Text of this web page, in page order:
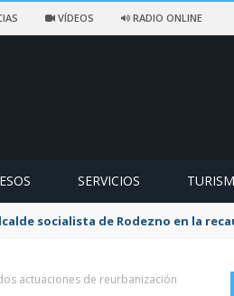
VÍDEOS RADIO ONLINE
SERVICIOS
socialista de Rodezno en la
actuaciones de reurbanización